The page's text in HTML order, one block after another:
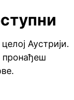
Аустрији.
пронађеш